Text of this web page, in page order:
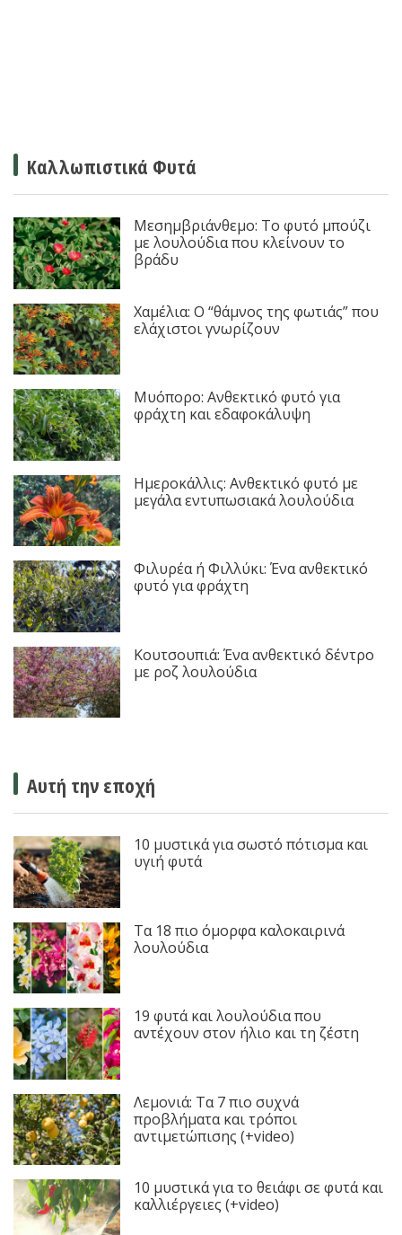
Καλλωπιστικά Φυτά
Μεσημβριάνθεμο: Το φυτό μπούζι
με λουλούδια που κλείνουν το
βράδυ
Χαμέλια: Ο “θάμνος της φωτιάς” που
ελάχιστοι γνωρίζουν
Μυόπορο: Ανθεκτικό φυτό για
φράχτη και εδαφοκάλυψη
Ημεροκάλλις: Ανθεκτικό φυτό με
μεγάλα εντυπωσιακά λουλούδια
Φιλυρέα ή Φιλλύκι: Ένα ανθεκτικό
φυτό για φράχτη
Κουτσουπιά: Ένα ανθεκτικό δέντρο
με ροζ λουλούδια
Αυτή την εποχή
10 μυστικά για σωστό πότισμα και
υγιή φυτά
Τα 18 πιο όμορφα καλοκαιρινά
λουλούδια
19 φυτά και λουλούδια που
αντέχουν στον ήλιο και τη ζέστη
Λεμονιά: Τα 7 πιο συχνά
προβλήματα και τρόποι
αντιμετώπισης (+video)
10 μυστικά για το θειάφι σε φυτά και
καλλιέργειες (+video)